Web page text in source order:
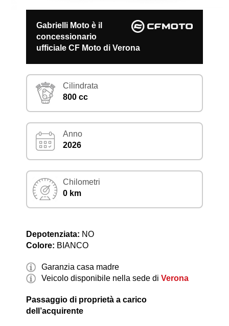
Gabrielli Moto è il
concessionario
ufficiale CF Moto di Verona
Cilindrata
800 cc
Anno
2026
Chilometri
0 km
Depotenziata: NO
Colore: BIANCO
Garanzia casa madre
Veicolo disponibile nella sede diVerona
Passaggio di proprietà a carico
dell’acquirente